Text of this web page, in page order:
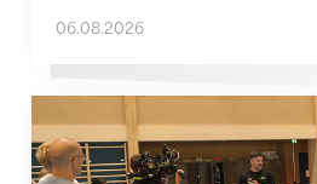
06.08.2026
Mit klaren Zielen nach Zagreb